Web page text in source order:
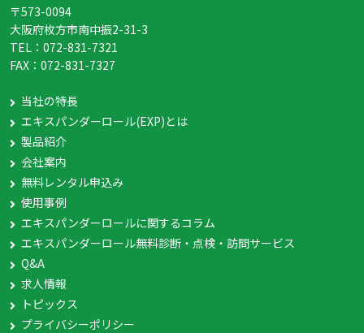
〒573-0094
大阪府枚方市南中振2-31-3
TEL： 072-831-7321
FAX： 072-831-7327
当社の特長
エキスパンダーロール(EXP)とは
製品紹介
会社案内
無料レンタル申込み
使用事例
エキスパンダーロールに関するコラム
エキスパンダーロール無料診断・点検・訪問サービス
Q&A
求人情報
トピックス
プライバシーポリシー